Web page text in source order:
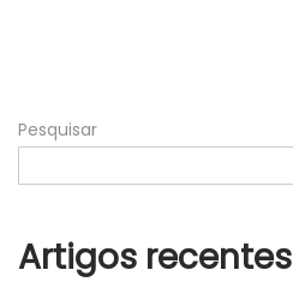
Pesquisar
Artigos recentes